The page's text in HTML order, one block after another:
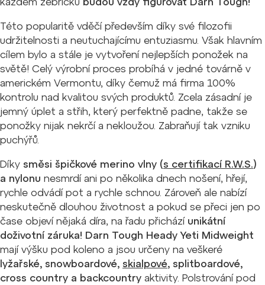
Této popularitě vděčí především díky své filozofii
udržitelnosti a neutuchajícímu entuziasmu. Však hlavním
cílem bylo a stále je vytvoření nejlepších ponožek na
světě! Celý výrobní proces probíhá v jedné továrně v
americkém Vermontu, díky čemuž má firma 100%
kontrolu nad kvalitou svých produktů. Zcela zásadní je
jemný úplet a střih, který perfektně padne, takže se
ponožky nijak nekrčí a nekloužou. Zabraňují tak vzniku
puchýřů.
Díky směsi špičkové merino vlny (s certifikací R.W.S.)
a nylonu nesmrdí ani po několika dnech nošení, hřejí,
rychle odvádí pot a rychle schnou. Zároveň ale nabízí
neskutečně dlouhou životnost a pokud se přeci jen po
čase objeví nějaká díra, na řadu přichází unikátní
doživotní záruka! Darn Tough Heady Yeti Midweight
mají výšku pod koleno a jsou určeny na veškeré
lyžařské, snowboardové, skialpové, splitboardové,
cross country a backcountry aktivity. Polstrování pod